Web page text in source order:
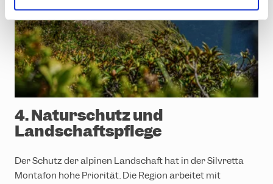
4. Naturschutz und
Landschaftspflege
Der Schutz der alpinen Landschaft hat in der Silvretta
Montafon hohe Priorität. Die Region arbeitet mit